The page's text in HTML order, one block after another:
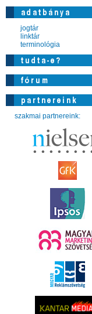
jogtár
linktár
terminológia
szakmai partnereink: